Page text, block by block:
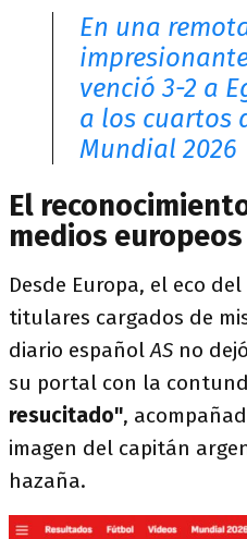
En una
venció 3-2 a
a los cuartos
Mundial 2026
El
medios europeos
Desde Europa, el eco
titulares cargados de
diario españolAS no
su portal con la
resucitado",
imagen del capitán
hazaña.